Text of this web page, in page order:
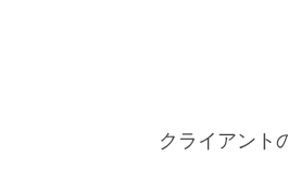
クライアント